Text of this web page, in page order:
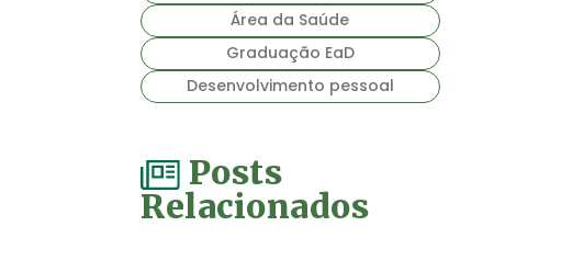
Área da Saúde
Graduação EaD
Desenvolvimento pessoal
Posts
Relacionados